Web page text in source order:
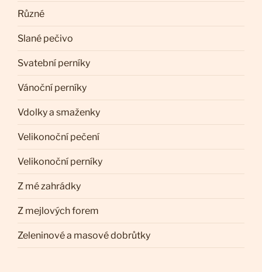
Různé
Slané pečivo
Svatební perníky
Vánoční perníky
Vdolky a smaženky
Velikonoční pečení
Velikonoční perníky
Z mé zahrádky
Z mejlových forem
Zeleninové a masové dobrůtky